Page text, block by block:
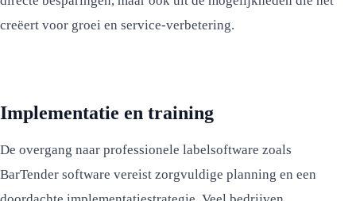
creëert voor groei en service-verbetering.
Implementatie en training
De overgang naar professionele labelsoftware zoals
BarTender software vereist zorgvuldige planning en een